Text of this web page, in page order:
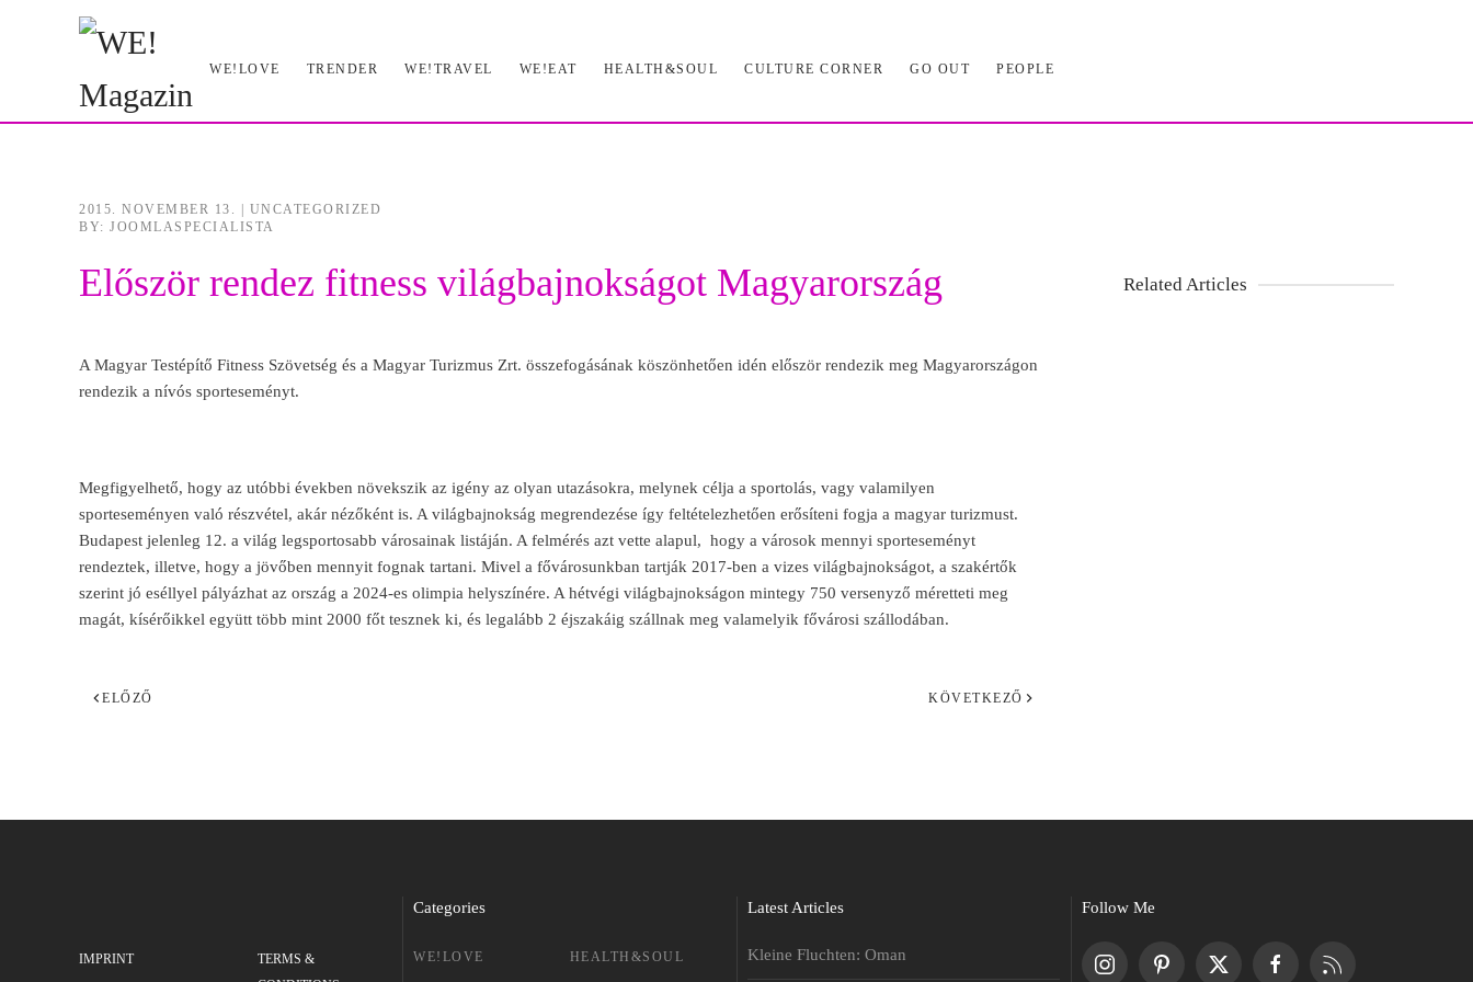
main
WE!LOVE TRENDER WE!TRAVEL WE!EAT HEALTH&SOUL CULTURE CORNER GO OUT PEOPLE
2015. NOVEMBER 13.
UNCATEGORIZED
BY: JOOMLASPECIALISTA
Először rendez fitness világbajnokságot Magyarország
A Magyar Testépítő Fitness Szövetség és a Magyar Turizmus Zrt. összefogásának köszönhetően idén először rendezik meg Magyarországon
rendezik a nívós sporteseményt.
Megfigyelhető, hogy az utóbbi években növekszik az igény az olyan utazásokra, melynek célja a sportolás, vagy valamilyen
sporteseményen való részvétel, akár nézőként is. A világbajnokság megrendezése így feltételezhetően erősíteni fogja a magyar turizmust.
Budapest jelenleg 12. a világ legsportosabb városainak listáján. A felmérés azt vette alapul, hogy a városok mennyi sporteseményt
rendeztek, illetve, hogy a jövőben mennyit fognak tartani. Mivel a fővárosunkban tartják 2017-ben a vizes világbajnokságot, a szakértők
szerint jó eséllyel pályázhat az ország a 2024-es olimpia helyszínére. A hétvégi világbajnokságon mintegy 750 versenyző méretteti meg
magát, kísérőikkel együtt több mint 2000 főt tesznek ki, és legalább 2 éjszakáig szállnak meg valamelyik fővárosi szállodában.
ELŐZŐ KÖVETKEZŐ
Related Articles
IMPRINT
TERMS &
Categories
WE!LOVE HEALTH&SOUL
Latest Articles
Kleine Fluchten: Oman
Follow Me